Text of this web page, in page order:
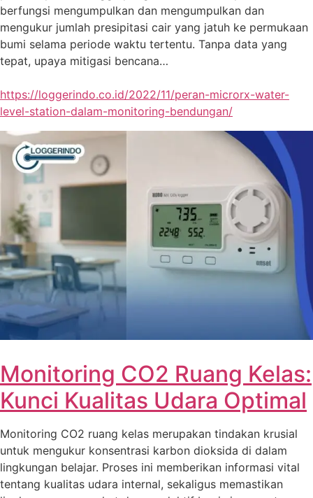
berfungsi mengumpulkan dan mengumpulkan dan
mengukur jumlah presipitasi cair yang jatuh ke permukaan
bumi selama periode waktu tertentu. Tanpa data yang
tepat, upaya mitigasi bencana…
https://loggerindo.co.id/2022/11/peran-microrx-water-
level-station-dalam-monitoring-bendungan/
Monitoring CO2 Ruang Kelas:
Kunci Kualitas Udara Optimal
Monitoring CO2 ruang kelas merupakan tindakan krusial
untuk mengukur konsentrasi karbon dioksida di dalam
lingkungan belajar. Proses ini memberikan informasi vital
tentang kualitas udara internal, sekaligus memastikan